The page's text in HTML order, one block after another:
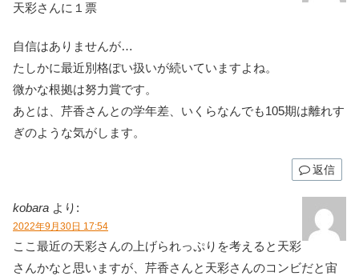
天彩さんに１票
自信はありませんが…
たしかに最近別格ぽい扱いが続いていますよね。
微かな根拠は努力賞です。
あとは、芹香さんとの学年差、いくらなんでも105期は離れす
ぎのような気がします。
返信
kobara より:
2022年9月30日 17:54
ここ最近の天彩さんの上げられっぷりを考えると天彩
さんかなと思いますが、芹香さんと天彩さんのコンビだと宙